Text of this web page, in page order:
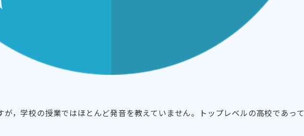
が，学校の授業ではほとんど発音を教えていません。トップレベルの高校であって